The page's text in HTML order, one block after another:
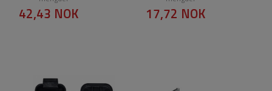
42,43 NOK 17,72 NOK